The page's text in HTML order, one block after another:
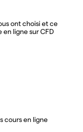
ont choisi et ce
en ligne sur CFD
cours en ligne